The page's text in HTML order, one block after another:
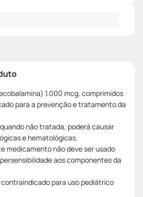
1.000 mcg, comprimidos
para a prevenção e tratamento da
não tratada, poderá causar
e hematológicas.
medicamento não deve ser usado
aos componentes da
para uso pediátrico